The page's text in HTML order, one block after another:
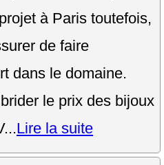
à Paris toutefois,
de faire
dans le domaine.
le prix des bijoux
Lire la suite